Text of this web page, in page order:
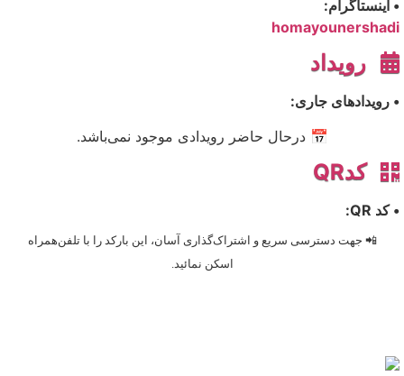
• اینستاگرام:
homayounershadi
رویداد
• رویدادهای جاری:
📅 درحال حاضر رویدادی موجود نمی‌باشد.
کدQR
• کد QR:
📲 جهت دسترسی سریع و اشتراک‌گذاری آسان، این بارکد را با تلفن‌همراه
اسکن نمائید.